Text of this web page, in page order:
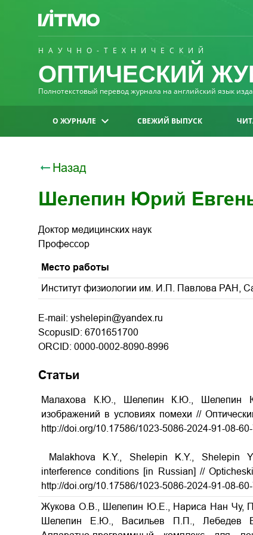
НАУЧНО-ТЕХНИЧЕСКИЙ
ОПТИЧЕСКИЙ
Полнотекстовый перевод журнала на английский язык
О ЖУРНАЛЕ СВЕЖИЙ ВЫПУСК
Назад
Шелепин Юрий
Доктор медицинских наук
Профессор
Место работы
Институт физиологии им. И.П. Павлова РАН,
E-mail: yshelepin@yandex.ru
ScopusID: 6701651700
ORCID: 0000-0002-8090-8996
Статьи
Малахова К.Ю., Шелепин К.Ю., Шелепин
изображений в условиях помехи //
http://doi.org/10.17586/1023-5086-2024-91-08-
Malakhova K.Y., Shelepin K.Y., Shelepin
interference conditions [in Russian] //
http://doi.org/10.17586/1023-5086-2024-91-08-
Жукова О.В., Шелепин Ю.Е., Нариса Нан Чу,
Шелепин Е.Ю., Васильев П.П., Лебедев